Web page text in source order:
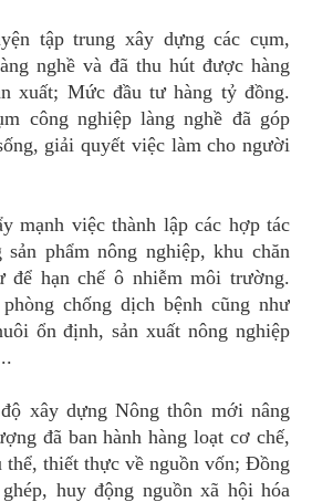
tập trung xây dựng các cụm,
nghề và đã thu hút được hàng
xuất; Mức đầu tư hàng tỷ đồng.
công nghiệp làng nghề đã góp
giải quyết việc làm cho người
mạnh việc thành lập các hợp tác
phẩm nông nghiệp, khu chăn
để hạn chế ô nhiễm môi trường.
chống dịch bệnh cũng như
ổn định, sản xuất nông nghiệp
xây dựng Nông thôn mới nâng
đã ban hành hàng loạt cơ chế,
thể, thiết thực về nguồn vốn; Đồng
huy động nguồn xã hội hóa